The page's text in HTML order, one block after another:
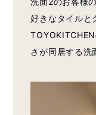
好きなタイルと
さが同居する洗